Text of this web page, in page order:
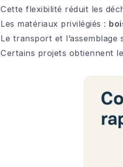
Cette flexibilité réduit les
Les matériaux privilégiés :
Le transport et l’assemblage
Certains projets obtiennent le